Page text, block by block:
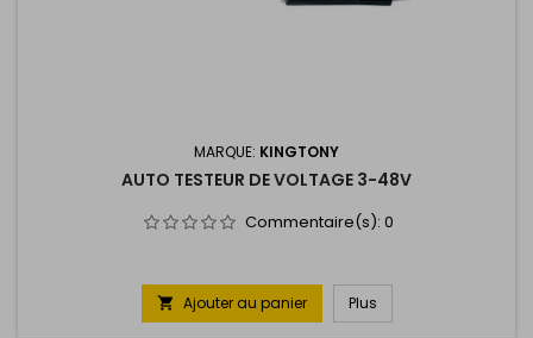
MARQUE: KINGTONY
AUTO TESTEUR DE VOLTAGE 3-48V
Commentaire(s): 0
 Ajouter au panier Plus